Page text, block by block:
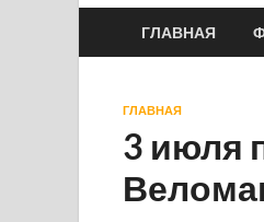
ГЛАВНАЯ
ГЛАВНАЯ
3 июля